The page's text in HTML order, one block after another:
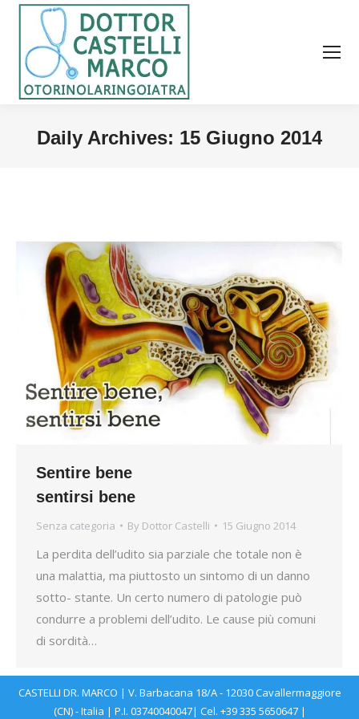
Daily Archives: 15 Giugno 2014
Sentire bene
sentirsi bene
Senza categoria By Dottor Castelli 15 Giugno 2014
La perdita dell’udito sia parziale che totale non è
una malattia, ma piuttosto un sintomo di un danno
sotto- stante. Un certo numero di patologie può
condurre a problemi dell’udito. Le cause più comuni
di sordità…
CASTELLI DR. MARCO | V. Barbacana 18/A - 12030 Cavallermaggiore
(CN) - Italia | P.I. 03740040047| Cel. +39 335 5650647 |